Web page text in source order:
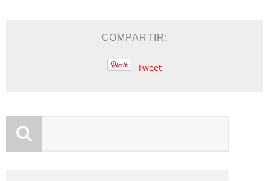
COMPARTIR:
Tweet